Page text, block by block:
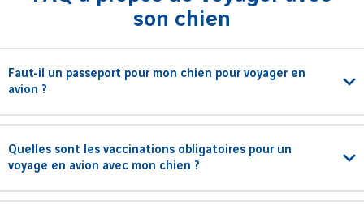
son chien
Faut-il un passeport pour mon chien pour voyager en
avion ?
Quelles sont les vaccinations obligatoires pour un
voyage en avion avec mon chien ?